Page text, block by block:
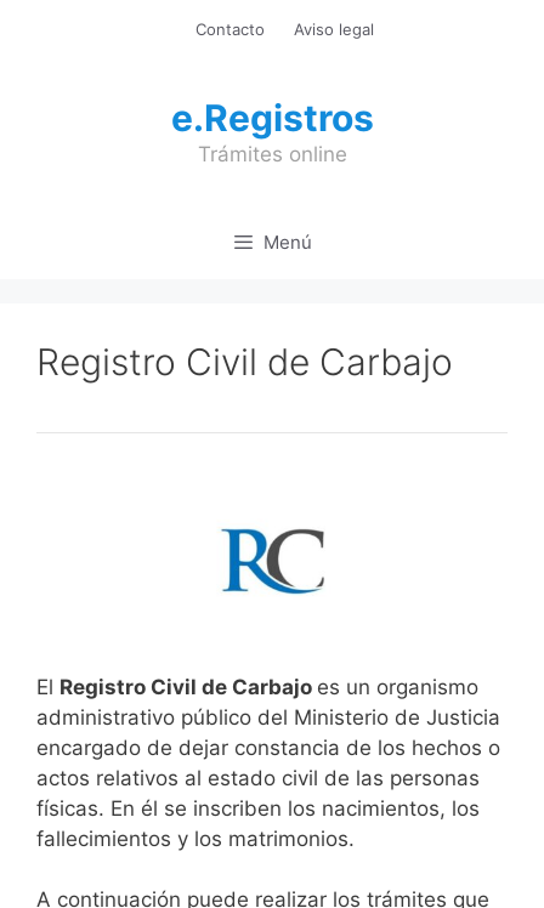
Contacto Aviso legal
e.Registros
Trámites online
Menú
Registro Civil de Carbajo
El Registro Civil de Carbajo es un organismo
administrativo público del Ministerio de Justicia
encargado de dejar constancia de los hechos o
actos relativos al estado civil de las personas
físicas. En él se inscriben los nacimientos, los
fallecimientos y los matrimonios.
A continuación puede realizar los trámites que